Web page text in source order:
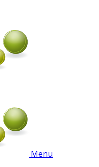
Menu